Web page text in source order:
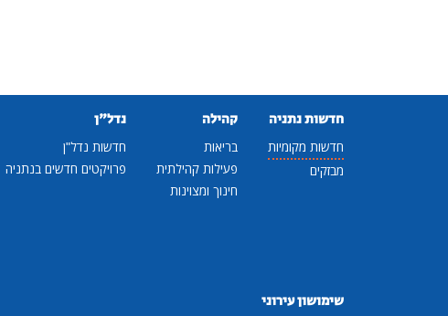
חדשות נתניה
חדשות מקומיות
מבזקים
קהילה
בריאות
פעילות קהילתית
חינוך ומצוינות
נדל"ן
חדשות נדל"ן
פרויקטים חדשים בנתניה
שימושון עירוני